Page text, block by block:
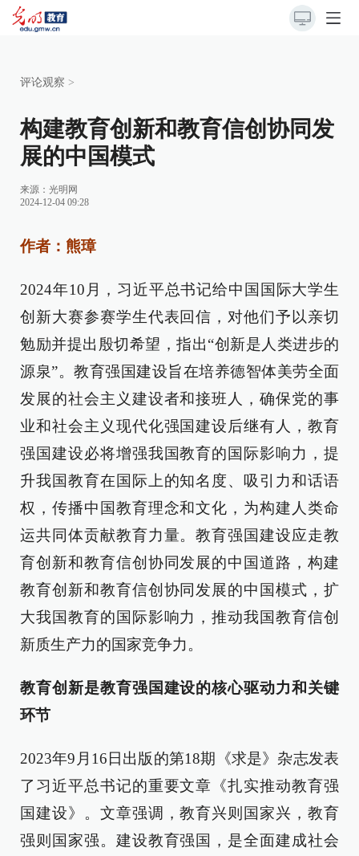
评论观察 >
构建教育创新和教育信创协同发
展的中国模式
来源： 光明网
2024-12-04 09:28
作者：熊璋
2024年10月，习近平总书记给中国国际大学生
创新大赛参赛学生代表回信，对他们予以亲切
勉励并提出殷切希望，指出“创新是人类进步的
源泉”。教育强国建设旨在培养德智体美劳全面
发展的社会主义建设者和接班人，确保党的事
业和社会主义现代化强国建设后继有人，教育
强国建设必将增强我国教育的国际影响力，提
升我国教育在国际上的知名度、吸引力和话语
权，传播中国教育理念和文化，为构建人类命
运共同体贡献教育力量。教育强国建设应走教
育创新和教育信创协同发展的中国道路，构建
教育创新和教育信创协同发展的中国模式，扩
大我国教育的国际影响力，推动我国教育信创
新质生产力的国家竞争力。
教育创新是教育强国建设的核心驱动力和关键
环节
2023年9月16日出版的第18期《求是》杂志发表
了习近平总书记的重要文章《扎实推动教育强
国建设》。文章强调，教育兴则国家兴，教育
强则国家强。建设教育强国，是全面建成社会